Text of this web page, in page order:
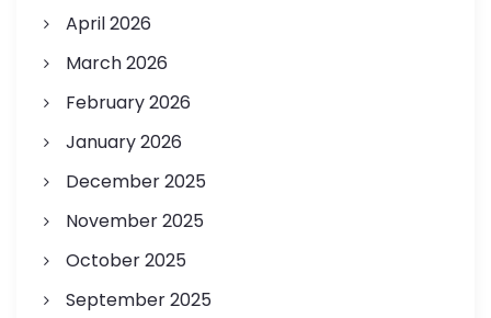
April 2026
March 2026
February 2026
January 2026
December 2025
November 2025
October 2025
September 2025